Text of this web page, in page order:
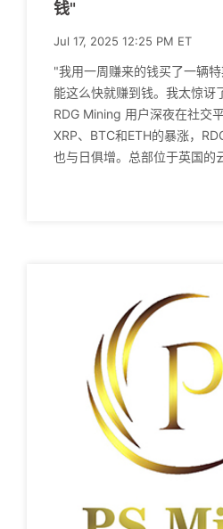
钱"
Jul 17, 2025 12:25 PM ET
"我用一周赚来的钱买了一辆
能这么快就赚到钱。我太惊讶
RDG Mining 用户深夜在社交
XRP、BTC和ETH的暴涨，
也与日俱增。总部位于英国的